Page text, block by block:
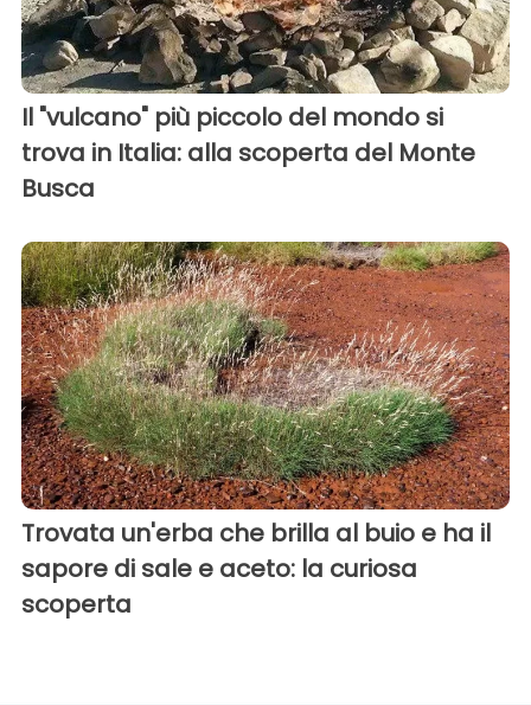
Il "vulcano" più piccolo del mondo si
trova in Italia: alla scoperta del Monte
Busca
Trovata un'erba che brilla al buio e ha il
sapore di sale e aceto: la curiosa
scoperta